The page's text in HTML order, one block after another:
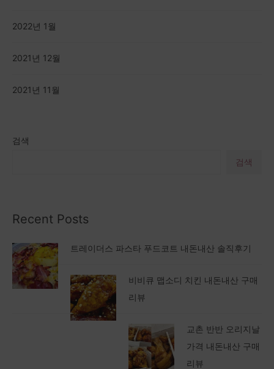
검색
검색
Recent Posts
트레이더스 파스타 푸드코트 내돈내산 솔직후기
비비큐 맵소디 치킨 내돈내산 구매
리뷰
교촌 반반 오리지날
가격 내돈내산 구매
리뷰
2022년 1월
2021년 12월
2021년 11월